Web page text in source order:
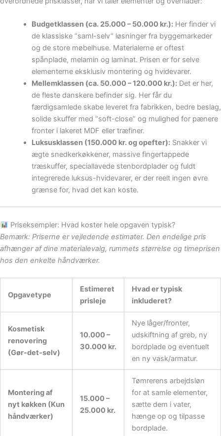
Budgetklassen (ca. 25.000 – 50.000 kr.):Her finder vi
de klassiske “saml-selv” løsninger fra byggemarkeder
og de store møbelhuse. Materialerne er oftest
spånplade, melamin og laminat. Prisen er for selve
elementerne eksklusiv montering og hvidevarer.
Mellemklassen (ca. 50.000 – 120.000 kr.):Det er her,
de fleste danskere befinder sig. Her får du
færdigsamlede skabe leveret fra fabrikken, bedre beslag,
solide skuffer med “soft-close” og mulighed for pænere
fronter i lakeret MDF eller træfiner.
Luksusklassen (150.000 kr. og opefter):Snakker vi
ægte snedkerkøkkener, massive fingertappede
træskuffer, speciallavede stenbordplader og fuldt
integrerede luksus-hvidevarer, er der reelt ingen øvre
grænse for, hvad det kan koste.
Priseksempler: Hvad koster hele opgaven typisk?
Bemærk: Priserne er vejledende estimater. Den endelige pris
afhænger af dine materialevalg, rummets størrelse og timeprisen
hos den enkelte håndværker.
Opgavetype
Estimeret
prisleje
Hvad er typisk
inkluderet?
Kosmetisk
renovering
(Gør-det-selv)
10.000 –
30.000 kr.
Nye låger/fronter,
udskiftning af greb, ny
bordplade og eventuelt
en ny vask/armatur.
Montering af
nyt køkken (Kun
håndværker)
15.000 –
25.000 kr.
Tømrerens arbejdsløn
for at samle elementer,
sætte dem i vater,
hænge op og tilpasse
bordplade.